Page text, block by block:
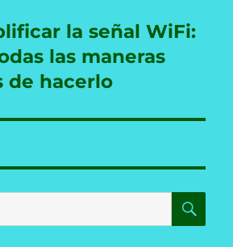
la señal WiFi:
las maneras
de hacerlo